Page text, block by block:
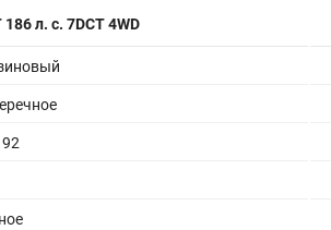
186 л. с. 7DCT 4WD